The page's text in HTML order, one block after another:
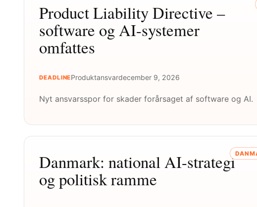
Product Liability Directive –
software og AI-systemer
omfattes
DEADLINEProduktansvardecember 9, 2026
Nyt ansvarsspor for skader forårsaget af software og AI.
Danmark: national AI-strategi
og politisk ramme